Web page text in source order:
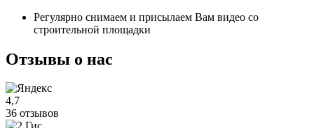
Регулярно снимаем и присылаем Вам видео со
строительной площадки
Отзывы о нас
4,7
36 отзывов